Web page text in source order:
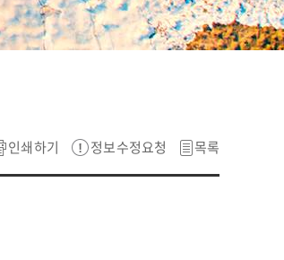
인쇄하기 정보수정요청 목록